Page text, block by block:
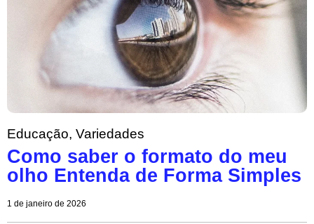
Educação, Variedades
Como saber o formato do meu
olho Entenda de Forma Simples
1 de janeiro de 2026